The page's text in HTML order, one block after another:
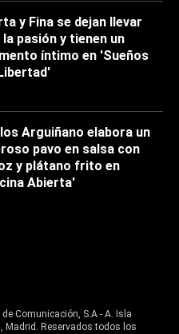
y Fina se dejan llevar
la pasión y tienen un
íntimo en 'Sueños
Arguiñano elabora un
pavo en salsa con
y plátano frito en
Abierta'
Comunicación, S.A - A. Isla
Madrid. Reservados todos los